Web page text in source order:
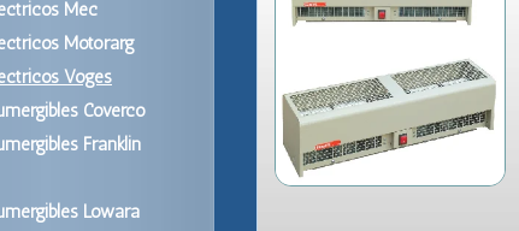
Mec
Motorarg
Voges
Coverco
Franklin
Lowara